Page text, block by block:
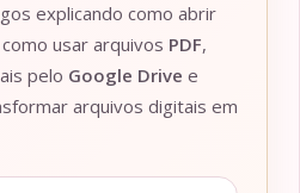
explicando como abrir
como usar arquivos PDF,
pelo Google Drive e
arquivos digitais em